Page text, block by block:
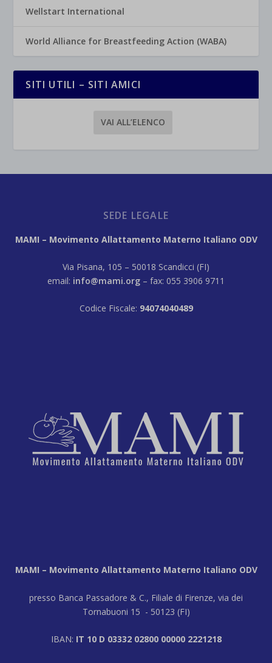
Wellstart International
World Alliance for Breastfeeding Action (WABA)
SITI UTILI – SITI AMICI
VAI ALL’ELENCO
SEDE LEGALE
MAMI – Movimento Allattamento Materno Italiano ODV
Via Pisana, 105 – 50018 Scandicci (FI)
email: info@mami.org – fax: 055 3906 9711
Codice Fiscale: 94074040489
MAMI – Movimento Allattamento Materno Italiano ODV
presso Banca Passadore & C., Filiale di Firenze, via dei
Tornabuoni 15 - 50123 (FI)
IBAN: IT 10 D 03332 02800 00000 2221218